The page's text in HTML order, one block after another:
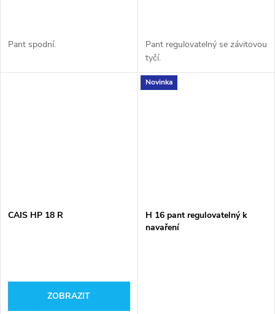
Pant spodní.
Pant regulovatelný se závitovou
tyčí.
CAIS HP 18 R
ZOBRAZIT
Novinka
H 16 pant regulovatelný k
navaření